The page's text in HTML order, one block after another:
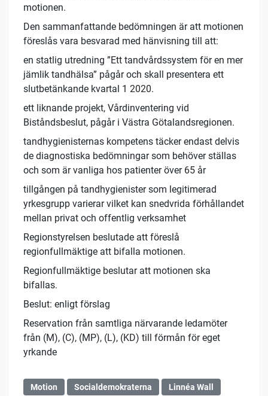
motionen.
Den sammanfattande bedömningen är att motionen
föreslås vara besvarad med hänvisning till att:
en statlig utredning ”Ett tandvårdssystem för en mer
jämlik tandhälsa” pågår och skall presentera ett
slutbetänkande kvartal 1 2020.
ett liknande projekt, Vårdinventering vid
Biståndsbeslut, pågår i Västra Götalandsregionen.
tandhygienisternas kompetens täcker endast delvis
de diagnostiska bedömningar som behöver ställas
och som är vanliga hos patienter över 65 år
tillgången på tandhygienister som legitimerad
yrkesgrupp varierar vilket kan snedvrida förhållandet
mellan privat och offentlig verksamhet
Regionstyrelsen beslutade att föreslå
regionfullmäktige att bifalla motionen.
Regionfullmäktige beslutar att motionen ska
bifallas.
Beslut: enligt förslag
Reservation från samtliga närvarande ledamöter
från (M), (C), (MP), (L), (KD) till förmån för eget
yrkande
Motion Socialdemokraterna Linnéa Wall